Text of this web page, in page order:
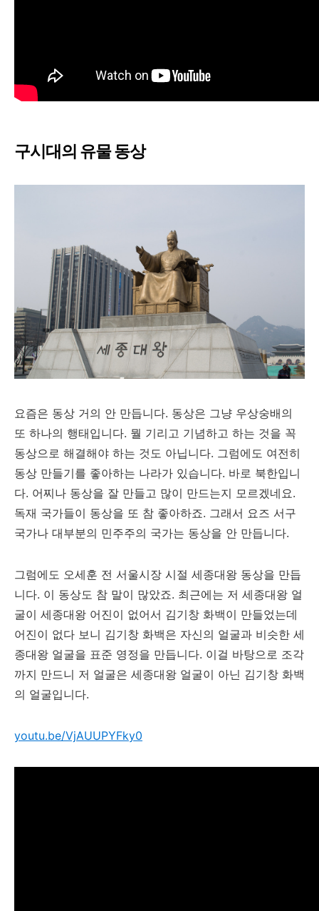
구시대의 유물 동상
요즘은 동상 거의 안 만듭니다. 동상은 그냥 우상숭배의
또 하나의 행태입니다. 뭘 기리고 기념하고 하는 것을 꼭
동상으로 해결해야 하는 것도 아닙니다. 그럼에도 여전히
동상 만들기를 좋아하는 나라가 있습니다. 바로 북한입니
다. 어찌나 동상을 잘 만들고 많이 만드는지 모르겠네요.
독재 국가들이 동상을 또 참 좋아하죠. 그래서 요즈 서구
국가나 대부분의 민주주의 국가는 동상을 안 만듭니다.
그럼에도 오세훈 전 서울시장 시절 세종대왕 동상을 만듭
니다. 이 동상도 참 말이 많았죠. 최근에는 저 세종대왕 얼
굴이 세종대왕 어진이 없어서 김기창 화백이 만들었는데
어진이 없다 보니 김기창 화백은 자신의 얼굴과 비슷한 세
종대왕 얼굴을 표준 영정을 만듭니다. 이걸 바탕으로 조각
까지 만드니 저 얼굴은 세종대왕 얼굴이 아닌 김기창 화백
의 얼굴입니다.
youtu.be/VjAUUPYFky0